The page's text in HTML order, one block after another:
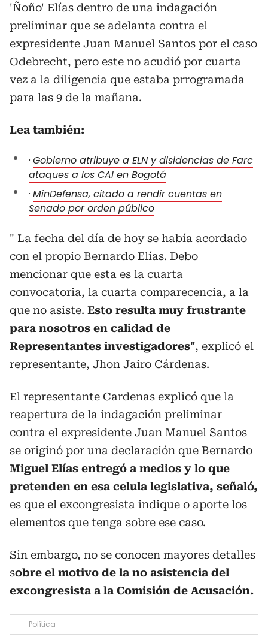
'Ñoño' Elías dentro de una indagación
preliminar que se adelanta contra el
expresidente Juan Manuel Santos por el caso
Odebrecht, pero este no acudió por cuarta
vez a la diligencia que estaba prrogramada
para las 9 de la mañana.
Lea también:
· Gobierno atribuye a ELN y disidencias de Farc
ataques a los CAI en Bogotá
· MinDefensa, citado a rendir cuentas en
Senado por orden público
" La fecha del día de hoy se había acordado
con el propio Bernardo Elías. Debo
mencionar que esta es la cuarta
convocatoria, la cuarta comparecencia, a la
que no asiste. Esto resulta muy frustrante
para nosotros en calidad de
Representantes investigadores", explicó el
representante, Jhon Jairo Cárdenas.
El representante Cardenas explicó que la
reapertura de la indagación preliminar
contra el expresidente Juan Manuel Santos
se originó por una declaración que Bernardo
Miguel Elías entregó a medios y lo que
pretenden en esa celula legislativa, señaló,
es que el excongresista indique o aporte los
elementos que tenga sobre ese caso.
Sin embargo, no se conocen mayores detalles
sobre el motivo de la no asistencia del
excongresista a la Comisión de Acusación.
Política